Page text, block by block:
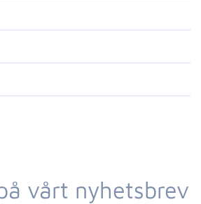
vårt nyhetsbrev